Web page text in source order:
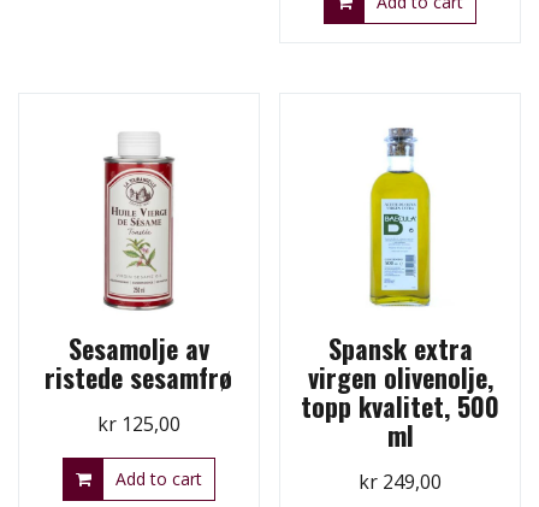
Sesamolje av
ristede sesamfrø
kr125,00
Add to cart
Spansk extra
virgen olivenolje,
topp kvalitet, 500
ml
kr 249,00